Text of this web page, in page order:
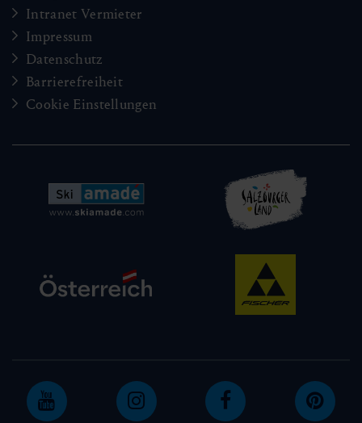
Intranet Vermieter
Impressum
Datenschutz
Barrierefreiheit
Cookie Einstellungen